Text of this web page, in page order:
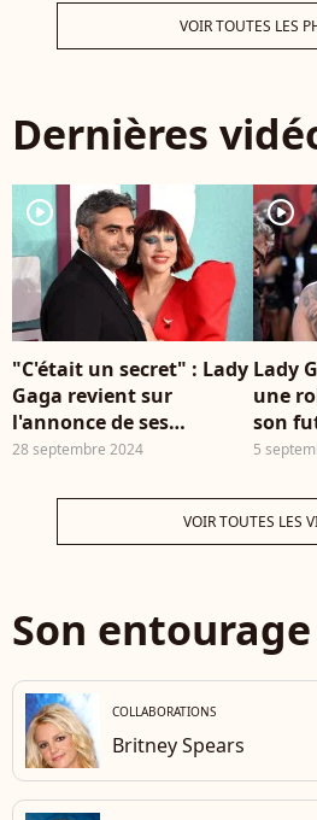
s'habille en Prada 2"
au Lincoln Center à
VOIR TOUTES LES
Dernières
player2
"C'était un secret" : Lady
Gaga revient sur
l'annonce de ses
fiançailles par Gabriel
28 septembre 2024
player2
Lady
une
son
CV est
5
VOIR TOUTES LES
Son entourage
COLLABORATIONS
Britney Spears